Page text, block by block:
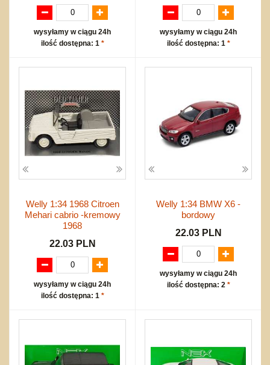
wysyłamy w ciągu 24h
ilość dostępna: 1 *
wysyłamy w ciągu 24h
ilość dostępna: 1 *
Welly 1:34 1968 Citroen
Mehari cabrio -kremowy
1968
22.03 PLN
wysyłamy w ciągu 24h
ilość dostępna: 1 *
Welly 1:34 BMW X6 -
bordowy
22.03 PLN
wysyłamy w ciągu 24h
ilość dostępna: 2 *